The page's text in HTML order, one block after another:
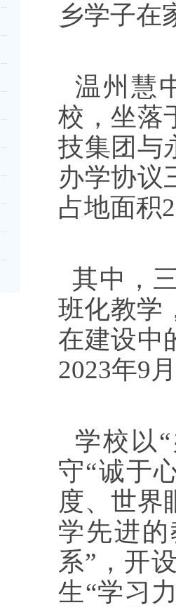
乡学子在
温州慧
校，坐落
技集团与
办学协议
占地面积
其中，
班化教学
在建设中
2023年9
学校以
守“诚于
度、世界
学先进
系”，开
生“学习